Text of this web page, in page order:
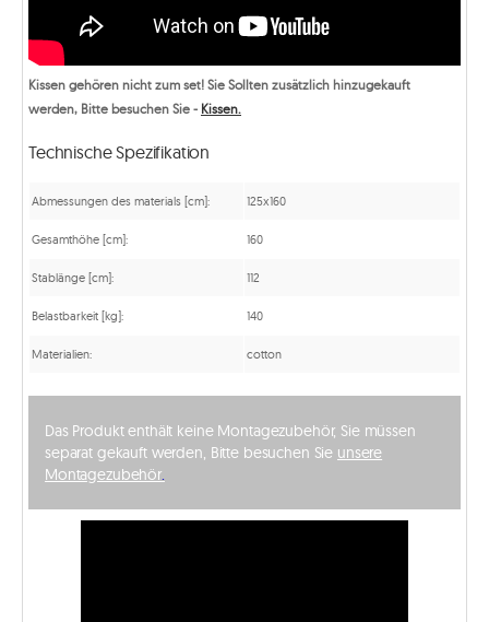
Kissen gehören nicht zum set! Sie Sollten zusätzlich hinzugekauft
werden, Bitte besuchen Sie - Kissen.
Technische Spezifikation
Abmessungen des materials [cm]: 125x160
Gesamthöhe [cm]: 160
Stablänge [cm]: 112
Belastbarkeit [kg]: 140
Materialien: cotton
Das Produkt enthält keine Montagezubehör, Sie müssen
separat gekauft werden, Bitte besuchen Sie unsere
Montagezubehör.